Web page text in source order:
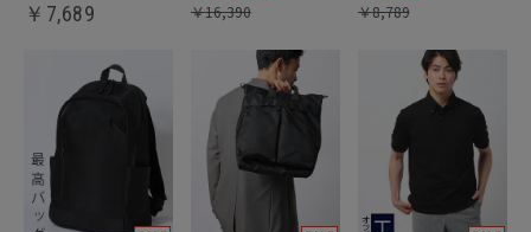
￥ 7,689 ￥16,390 ￥8,789